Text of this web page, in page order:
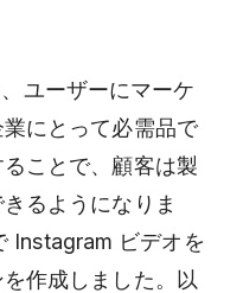
ユーザーにマーケ
にとって必需品で
ことで、顧客は製
るようになりま
Instagram ビデオを
作成しました。以